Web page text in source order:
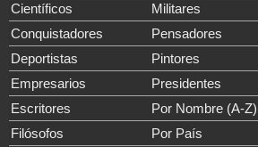
Científicos
Militares
Conquistadores
Pensadores
Deportistas
Pintores
Empresarios
Presidentes
Escritores
Por Nombre (A-Z)
Filósofos
Por País